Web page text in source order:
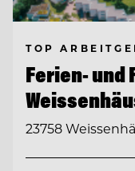
TOP
Ferien-
23758